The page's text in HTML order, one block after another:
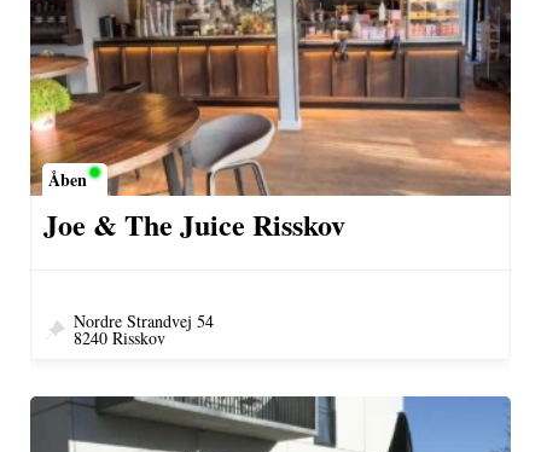
Åben
Joe & The Juice Risskov
Nordre Strandvej 54
8240 Risskov